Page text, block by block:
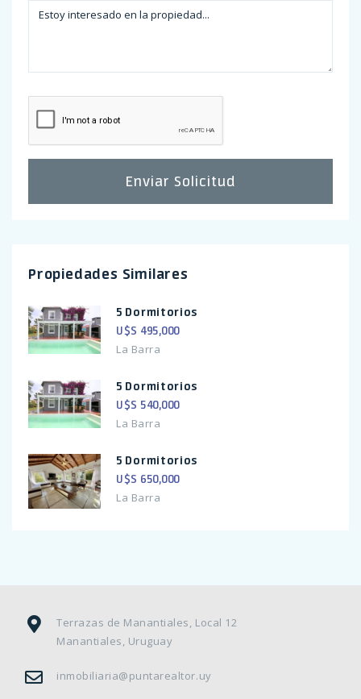
Enviar Solicitud
Propiedades Similares
5 Dormitorios
U$S 495,000
La Barra
5 Dormitorios
U$S 540,000
La Barra
5 Dormitorios
U$S 650,000
La Barra
Terrazas de Manantiales, Local 12
Manantiales, Uruguay
inmobiliaria@puntarealtor.uy